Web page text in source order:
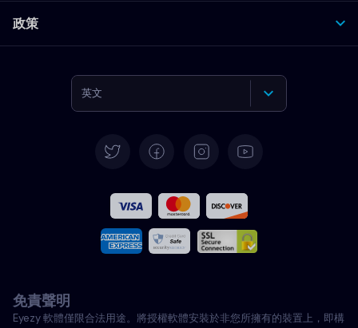
政策
英文
義大利語
免責聲明
Eyezy 軟體僅限合法用途。將授權軟體安裝於非您所擁有的裝置上，即構